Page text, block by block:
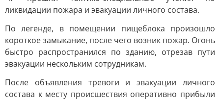
ликвидации пожара и эвакуации личного состава.
По легенде, в помещении пищеблока произошло
короткое замыкание, после чего возник пожар. Огонь
быстро распространился по зданию, отрезав пути
эвакуации нескольким сотрудникам.
После объявления тревоги и эвакуации личного
состава к месту происшествия оперативно прибыли